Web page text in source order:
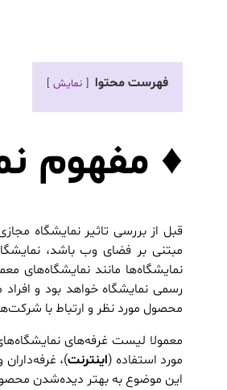
فهرست محتوا نمایش
♦ مفهوم
قبل از بررسی تاثیر نمایشگاه
مبتنی بر فضای وب باشد،
نمایشگاه‌ها مانند نمایشگاه‌های
رسمی نمایشگاه‌ خواهد بود و
محصول مورد نظر و ارتباط با
معمولا لیست غرفه‌های
مورد استفاده (اینترنت)،
این موضوع به بهتر دیده‌شدن